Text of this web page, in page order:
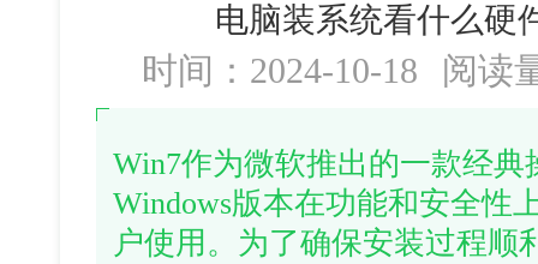
电脑装系统看什么硬
时间：2024-10-18 阅读
Win7作为微软推出的一款经
Windows版本在功能和安全性
户使用。为了确保安装过程顺